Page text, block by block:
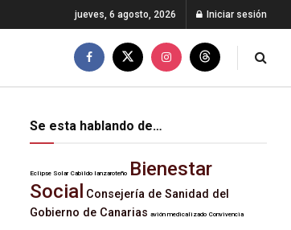
jueves, 6 agosto, 2026 Iniciar sesión
Se esta hablando de…
Eclipse Solar Cabildo lanzaroteño Bienestar
Social Consejería de Sanidad del
Gobierno de Canarias avión medicalizado Convivencia